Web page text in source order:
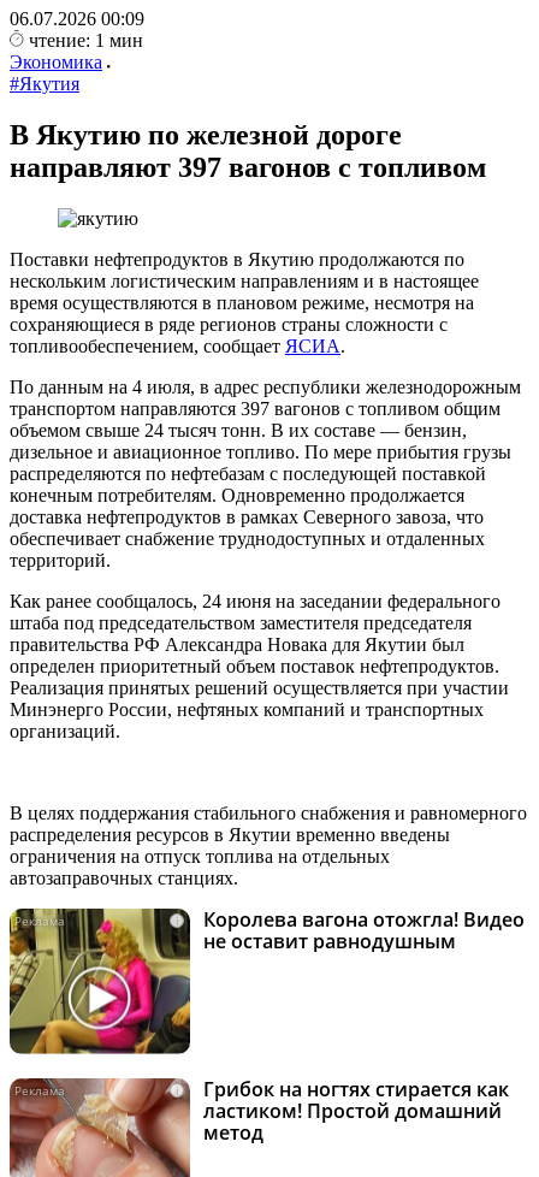
06.07.2026 00:09
чтение: 1 мин
Экономика
#Якутия
В Якутию по железной дороге
направляют 397 вагонов с топливом
Поставки нефтепродуктов в Якутию продолжаются по
нескольким логистическим направлениям и в настоящее
время осуществляются в плановом режиме, несмотря на
сохраняющиеся в ряде регионов страны сложности с
топливообеспечением, сообщает ЯСИА.
По данным на 4 июля, в адрес республики железнодорожным
транспортом направляются 397 вагонов с топливом общим
объемом свыше 24 тысяч тонн. В их составе — бензин,
дизельное и авиационное топливо. По мере прибытия грузы
распределяются по нефтебазам с последующей поставкой
конечным потребителям. Одновременно продолжается
доставка нефтепродуктов в рамках Северного завоза, что
обеспечивает снабжение труднодоступных и отдаленных
территорий.
Как ранее сообщалось, 24 июня на заседании федерального
штаба под председательством заместителя председателя
правительства РФ Александра Новака для Якутии был
определен приоритетный объем поставок нефтепродуктов.
Реализация принятых решений осуществляется при участии
Минэнерго России, нефтяных компаний и транспортных
организаций.
В целях поддержания стабильного снабжения и равномерного
распределения ресурсов в Якутии временно введены
ограничения на отпуск топлива на отдельных
автозаправочных станциях.
i
Королева вагона отожгла! Видео
не оставит равнодушным
i
Грибок на ногтях стирается как
ластиком! Простой домашний
метод